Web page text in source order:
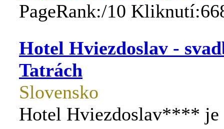
PageRank:/10
Hotel Hviezdoslav -
Tatrách
Slovensko
Hotel Hviezdoslav**** je